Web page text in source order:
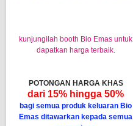
kunjungilah booth Bio Emas untuk
dapatkan harga terbaik.
POTONGAN HARGA KHAS
dari 15% hingga 50%
bagi semua produk keluaran Bio
Emas ditawarkan kepada semua